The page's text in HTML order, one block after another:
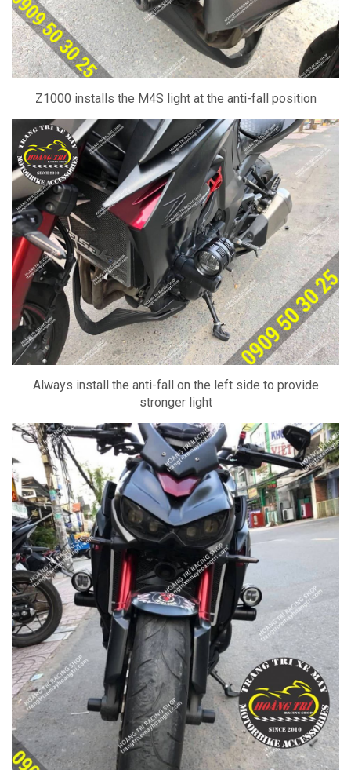
Z1000 installs the M4S light at the anti-fall position
Always install the anti-fall on the left side to provide
stronger light